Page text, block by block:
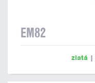
EM82
zlatá |